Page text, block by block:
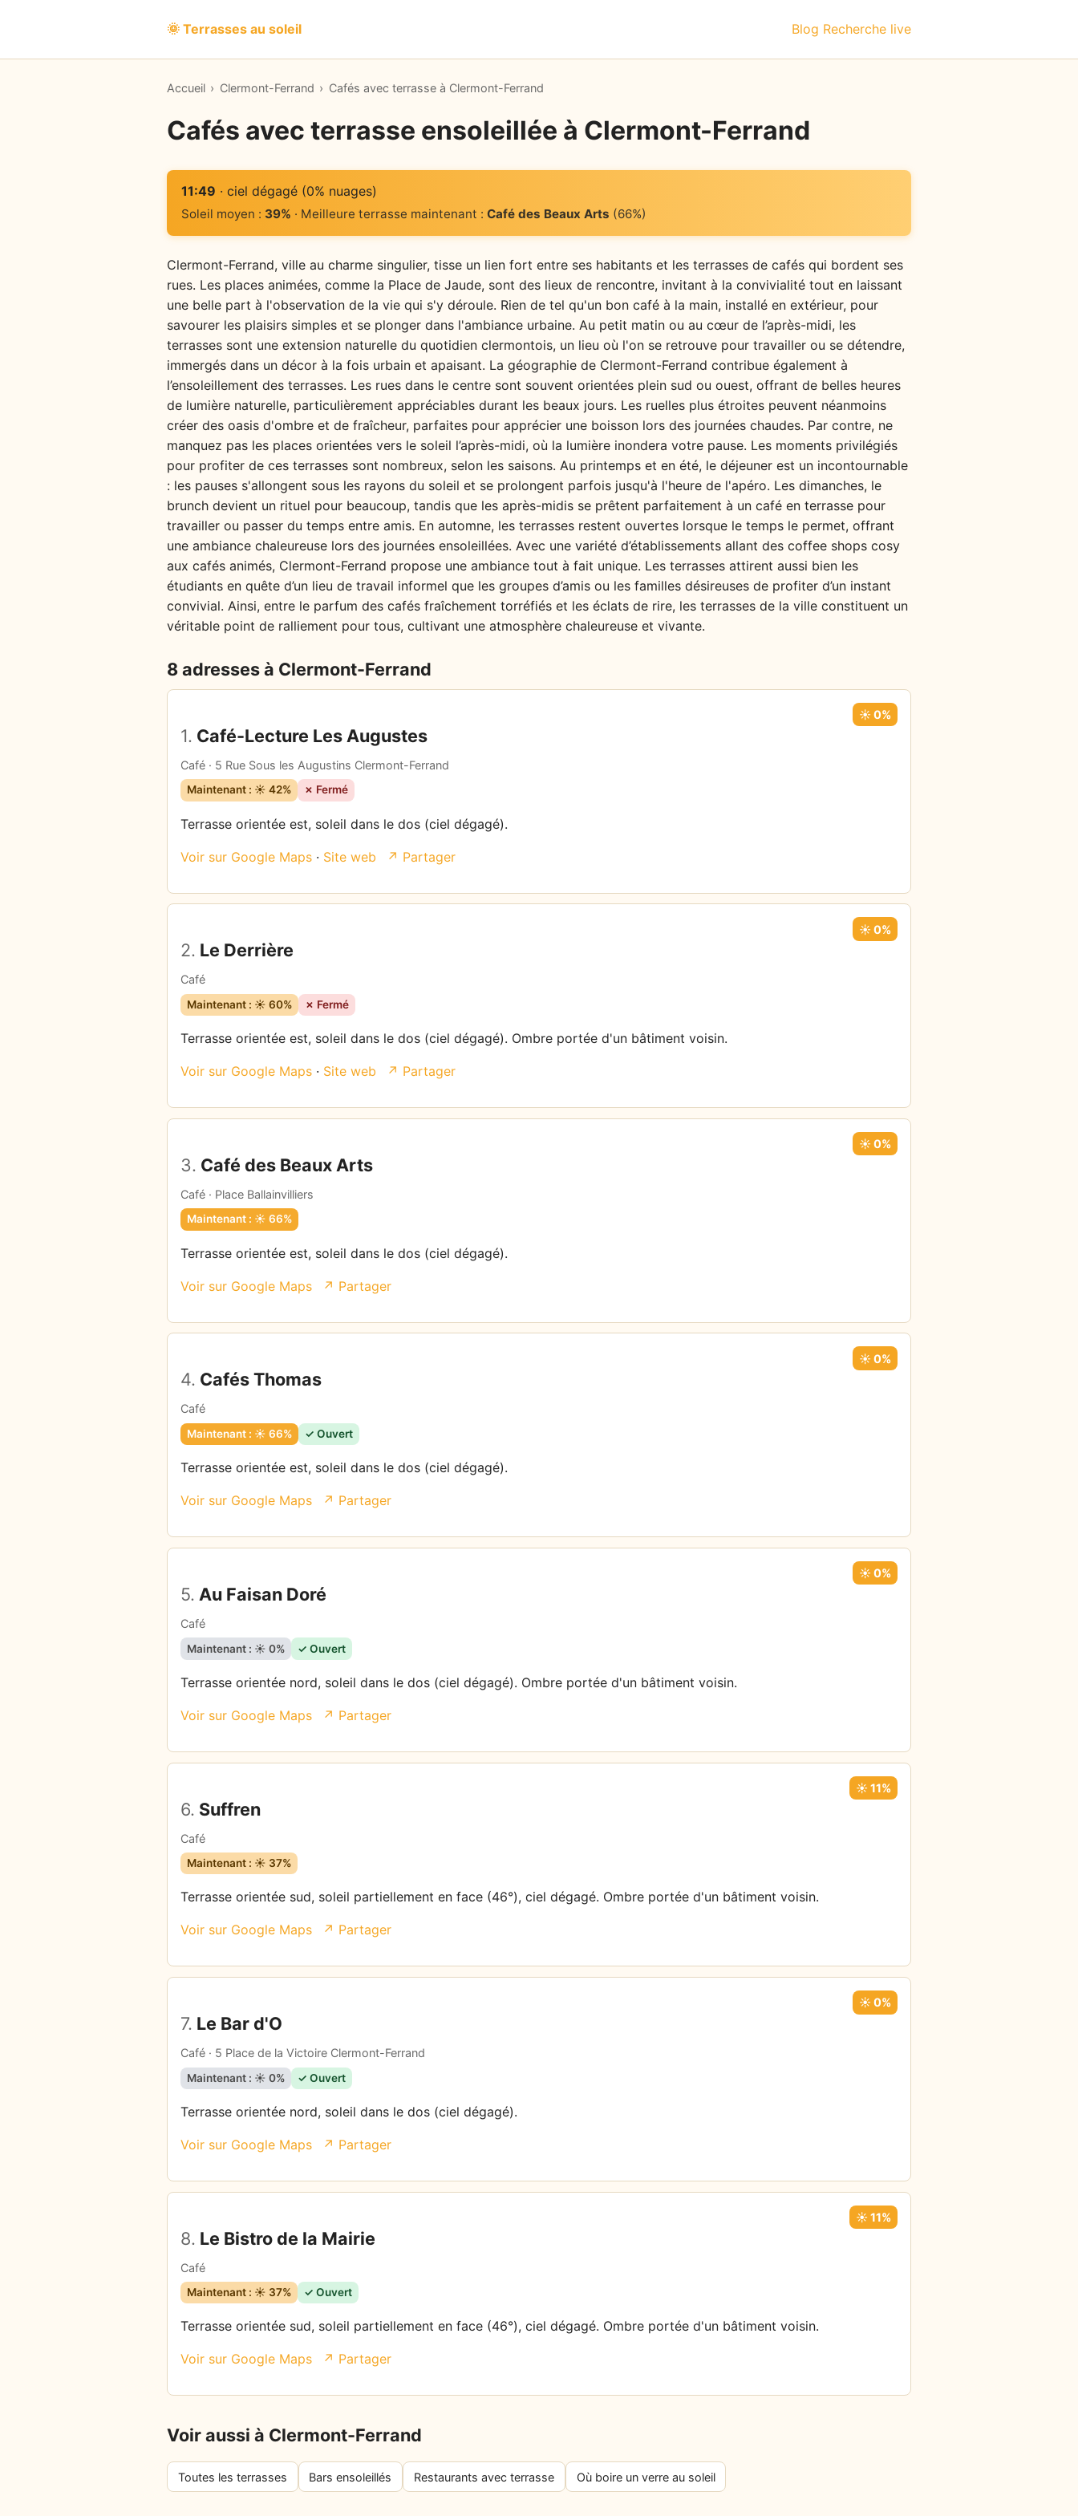
🌞 Terrasses au soleil Blog Recherche live
Accueil › Clermont-Ferrand › Cafés avec terrasse à Clermont-Ferrand
Cafés avec terrasse ensoleillée à Clermont-Ferrand
11:49 · ciel dégagé (0% nuages)
Soleil moyen : 39% · Meilleure terrasse maintenant : Café des Beaux Arts (66%)
Clermont-Ferrand, ville au charme singulier, tisse un lien fort entre ses habitants et les terrasses de cafés qui bordent ses
rues. Les places animées, comme la Place de Jaude, sont des lieux de rencontre, invitant à la convivialité tout en laissant
une belle part à l'observation de la vie qui s'y déroule. Rien de tel qu'un bon café à la main, installé en extérieur, pour
savourer les plaisirs simples et se plonger dans l'ambiance urbaine. Au petit matin ou au cœur de l’après-midi, les
terrasses sont une extension naturelle du quotidien clermontois, un lieu où l'on se retrouve pour travailler ou se détendre,
immergés dans un décor à la fois urbain et apaisant. La géographie de Clermont-Ferrand contribue également à
l’ensoleillement des terrasses. Les rues dans le centre sont souvent orientées plein sud ou ouest, offrant de belles heures
de lumière naturelle, particulièrement appréciables durant les beaux jours. Les ruelles plus étroites peuvent néanmoins
créer des oasis d'ombre et de fraîcheur, parfaites pour apprécier une boisson lors des journées chaudes. Par contre, ne
manquez pas les places orientées vers le soleil l’après-midi, où la lumière inondera votre pause. Les moments privilégiés
pour profiter de ces terrasses sont nombreux, selon les saisons. Au printemps et en été, le déjeuner est un incontournable
: les pauses s'allongent sous les rayons du soleil et se prolongent parfois jusqu'à l'heure de l'apéro. Les dimanches, le
brunch devient un rituel pour beaucoup, tandis que les après-midis se prêtent parfaitement à un café en terrasse pour
travailler ou passer du temps entre amis. En automne, les terrasses restent ouvertes lorsque le temps le permet, offrant
une ambiance chaleureuse lors des journées ensoleillées. Avec une variété d’établissements allant des coffee shops cosy
aux cafés animés, Clermont-Ferrand propose une ambiance tout à fait unique. Les terrasses attirent aussi bien les
étudiants en quête d’un lieu de travail informel que les groupes d’amis ou les familles désireuses de profiter d’un instant
convivial. Ainsi, entre le parfum des cafés fraîchement torréfiés et les éclats de rire, les terrasses de la ville constituent un
véritable point de ralliement pour tous, cultivant une atmosphère chaleureuse et vivante.
8 adresses à Clermont-Ferrand
1. Café-Lecture Les Augustes
Café · 5 Rue Sous les Augustins Clermont-Ferrand
☀️ 0%
Maintenant : ☀️ 42% ✗ Fermé
Terrasse orientée est, soleil dans le dos (ciel dégagé).
Voir sur Google Maps · Site web ↗ Partager
2. Le Derrière
Café
☀️ 0%
Maintenant : ☀️ 60% ✗ Fermé
Terrasse orientée est, soleil dans le dos (ciel dégagé). Ombre portée d'un bâtiment voisin.
Voir sur Google Maps · Site web ↗ Partager
3. Café des Beaux Arts
Café · Place Ballainvilliers
☀️ 0%
Maintenant : ☀️ 66%
Terrasse orientée est, soleil dans le dos (ciel dégagé).
Voir sur Google Maps ↗ Partager
4. Cafés Thomas
Café
☀️ 0%
Maintenant : ☀️ 66% ✓ Ouvert
Terrasse orientée est, soleil dans le dos (ciel dégagé).
Voir sur Google Maps ↗ Partager
5. Au Faisan Doré
Café
☀️ 0%
Maintenant : ☀️ 0% ✓ Ouvert
Terrasse orientée nord, soleil dans le dos (ciel dégagé). Ombre portée d'un bâtiment voisin.
Voir sur Google Maps ↗ Partager
6. Suffren
Café
☀️ 11%
Maintenant : ☀️ 37%
Terrasse orientée sud, soleil partiellement en face (46°), ciel dégagé. Ombre portée d'un bâtiment voisin.
Voir sur Google Maps ↗ Partager
7. Le Bar d'O
Café · 5 Place de la Victoire Clermont-Ferrand
☀️ 0%
Maintenant : ☀️ 0% ✓ Ouvert
Terrasse orientée nord, soleil dans le dos (ciel dégagé).
Voir sur Google Maps ↗ Partager
8. Le Bistro de la Mairie
Café
☀️ 11%
Maintenant : ☀️ 37% ✓ Ouvert
Terrasse orientée sud, soleil partiellement en face (46°), ciel dégagé. Ombre portée d'un bâtiment voisin.
Voir sur Google Maps ↗ Partager
Voir aussi à Clermont-Ferrand
Toutes les terrasses Bars ensoleillés Restaurants avec terrasse Où boire un verre au soleil